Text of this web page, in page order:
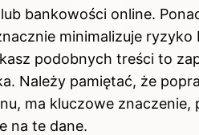
bankowości online.
minimalizuje ryzyko
podobnych treści to
. Należy pamiętać, że
ma kluczowe znaczenie,
na te dane.